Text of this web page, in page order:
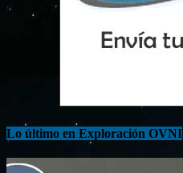
Lo último en Exploración OVNI